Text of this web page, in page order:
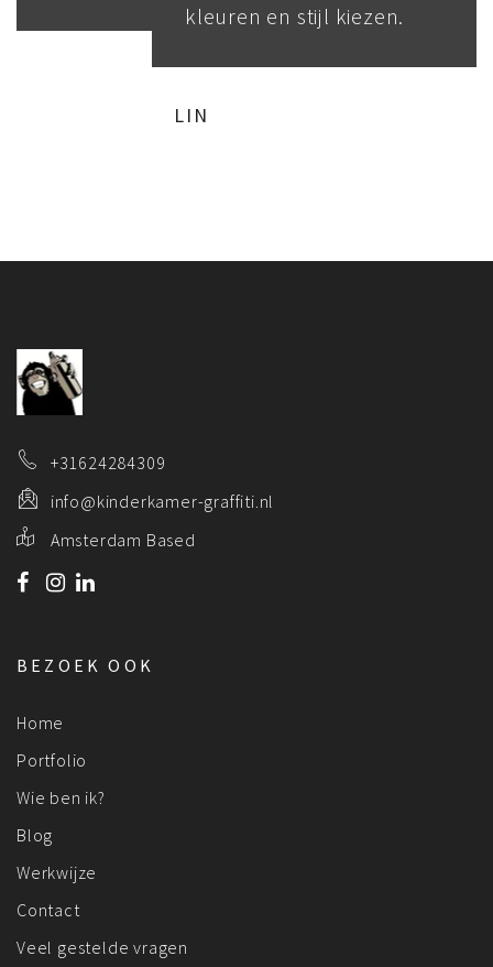
kleuren en stijl kiezen.
+31624284309
info@kinderkamer-graffiti.nl
Amsterdam Based
BEZOEK OOK
Home
Portfolio
Wie ben ik?
Blog
Werkwijze
Contact
Veel gestelde vragen